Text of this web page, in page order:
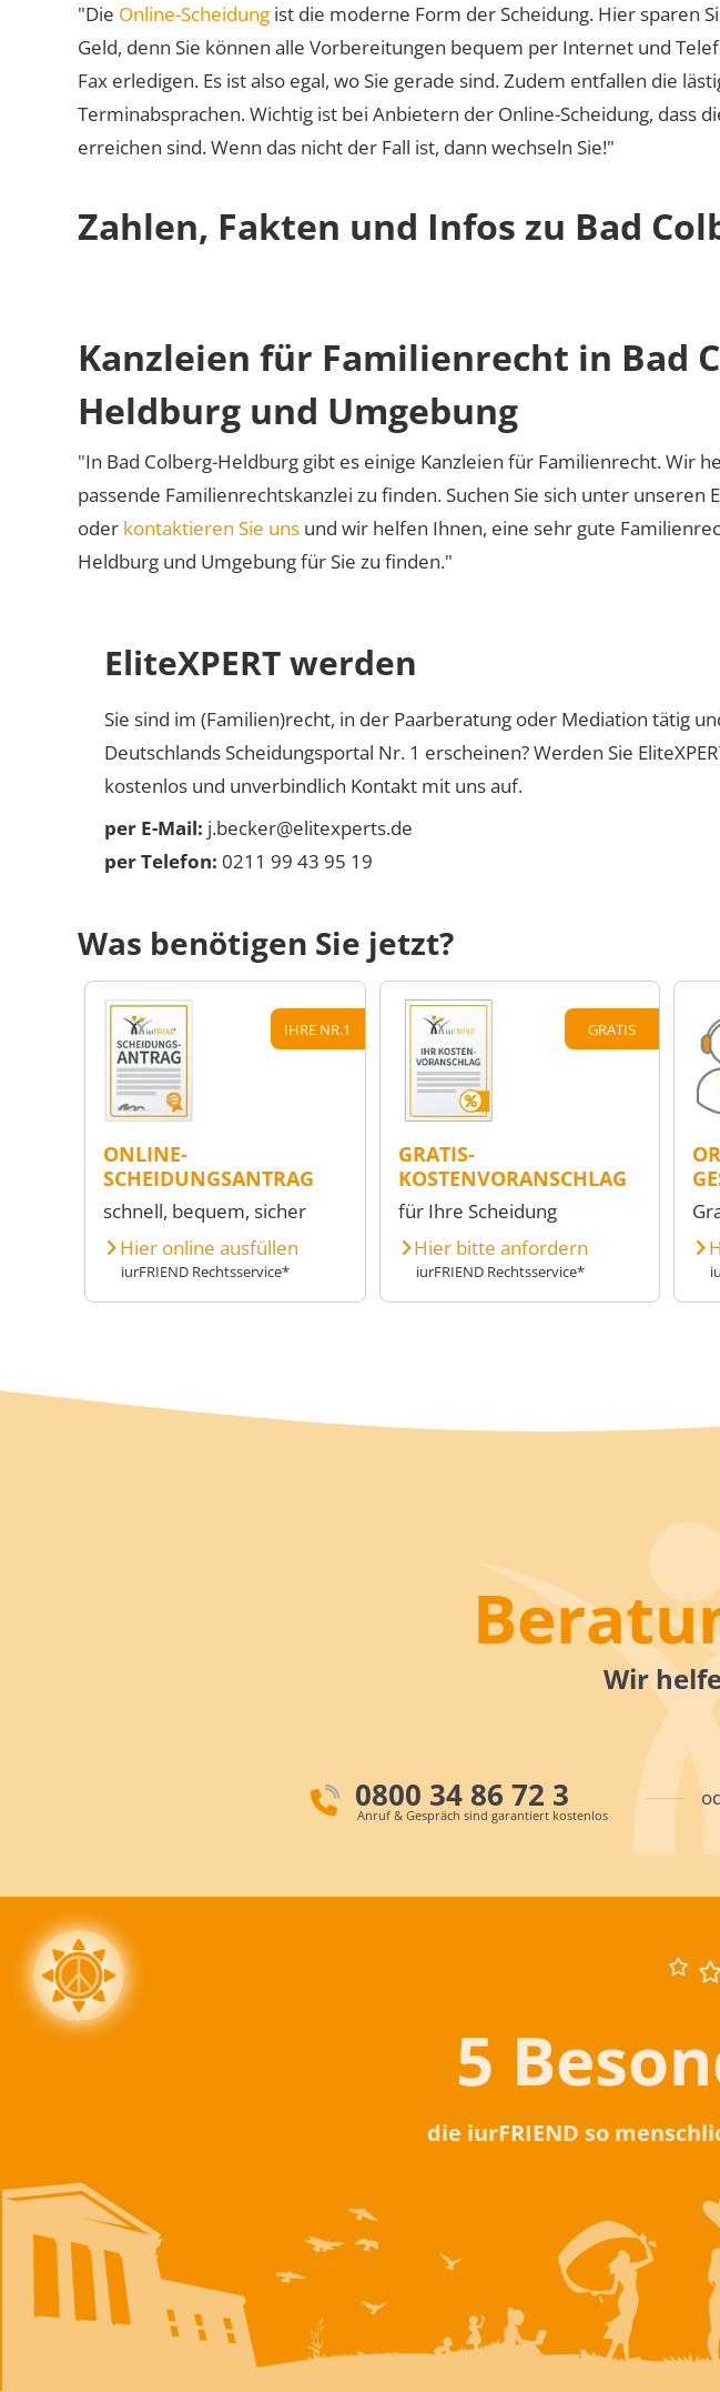
"Die Online-Scheidung ist die moderne Form der Scheidung. Hier sparen
Geld, denn Sie können alle Vorbereitungen bequem per Internet und
Fax erledigen. Es ist also egal, wo Sie gerade sind. Zudem entfallen die
Terminabsprachen. Wichtig ist bei Anbietern der Online-Scheidung, dass
erreichen sind. Wenn das nicht der Fall ist, dann wechseln Sie!"
Zahlen, Fakten und Infos zu Bad
Kanzleien für Familienrecht in Bad
Heldburg und Umgebung
"In Bad Colberg-Heldburg gibt es einige Kanzleien für Familienrecht. Wir
passende Familienrechtskanzlei zu finden. Suchen Sie sich unter unseren
oder kontaktieren Sie uns und wir helfen Ihnen, eine sehr gute
Heldburg und Umgebung für Sie zu finden."
EliteXPERT werden
Sie sind im (Familien)recht, in der Paarberatung oder Mediation tätig
Deutschlands Scheidungsportal Nr. 1 erscheinen? Werden Sie
kostenlos und unverbindlich Kontakt mit uns auf.
per E-Mail: j.becker@elitexperts.de
per Telefon: 0211 99 43 95 19
Was benötigen Sie jetzt?
IHRE NR.1
ONLINE-
SCHEIDUNGSANTRAG
schnell, bequem, sicher
Hier online ausfüllen
iurFRIEND Rechtsservice*
GRATIS
GRATIS-
KOSTENVORANSCHLAG
für Ihre Scheidung
Hier bitte anfordern
iurFRIEND Rechtsservice*
Wir
0800 34 86 72 3
Anruf & Gespräch sind garantiert kostenlos
5
die iurFRIEND so